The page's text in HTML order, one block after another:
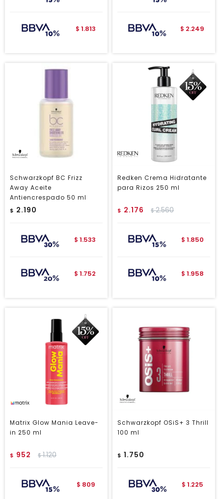
$ 1.813 $ 2.249
Schwarzkopf BC Frizz
Away Aceite
Antiencrespado 50 ml
$ 2.190
$ 1.533
$ 1.752
Redken Crema Hidratante
para Rizos 250 ml
$ 2.176 $2.560
$ 1.850
$ 1.958
Matrix Glow Mania Leave-
in 250 ml
$ 952 $1.120
$ 809
Schwarzkopf OSiS+ 3 Thrill
100 ml
$ 1.750
$ 1.225